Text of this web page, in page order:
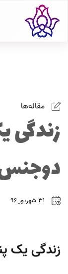
مقاله‌ها
زندگی
زندگی یک